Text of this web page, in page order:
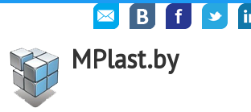
MPlast.by